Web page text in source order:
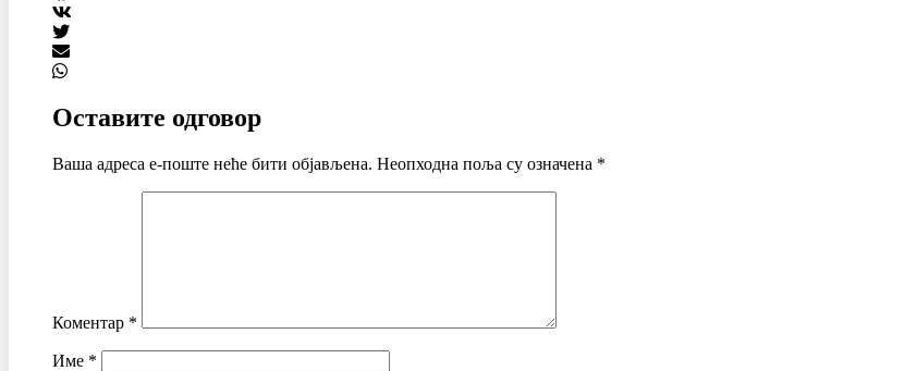
Оставите одговор
Ваша адреса е-поште неће бити објављена. Неопходна поља су означена *
Коментар *
Име *